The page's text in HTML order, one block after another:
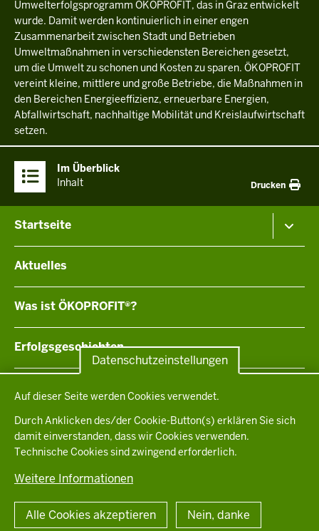
Datenschutzeinstellungen
Auf dieser Seite werden Cookies verwendet.
Durch Anklicken des/der Cookie-Button(s) erklären Sie sich
damit einverstanden, dass wir Cookies verwenden.
Technische Cookies sind zwingend erforderlich.
Weitere Informationen
Alle Cookies akzeptieren Nein, danke
Umwelterfolgsprogramm ÖKOPROFIT, das in Graz entwickelt
wurde. Damit werden kontinuierlich in einer engen
Zusammenarbeit zwischen Stadt und Betrieben
Umweltmaßnahmen in verschiedensten Bereichen gesetzt,
um die Umwelt zu schonen und Kosten zu sparen. ÖKOPROFIT
vereint kleine, mittlere und große Betriebe, die Maßnahmen in
den Bereichen Energieeffizienz, erneuerbare Energien,
Abfallwirtschaft, nachhaltige Mobilität und Kreislaufwirtschaft
setzen.
Inhalte
Im Überblick
Inhalt
Drucken
in
der
Fußzeile
Startseite
Aktuelles
Was ist ÖKOPROFIT®?
Erfolgsgeschichten
ÖKOPROFIT®-Netzwerke
Ansprechpartner:innen
© 2026 Oekoprofit